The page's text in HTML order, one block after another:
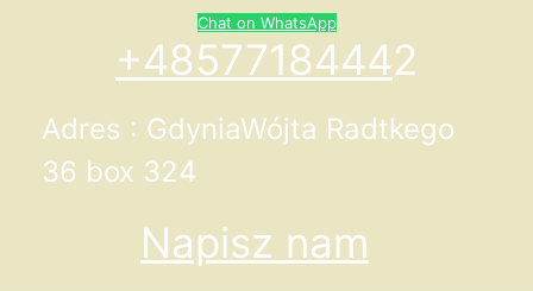
Chat on WhatsApp
+48577184442
Adres : GdyniaWójta Radtkego
36 box 324
Napisz nam